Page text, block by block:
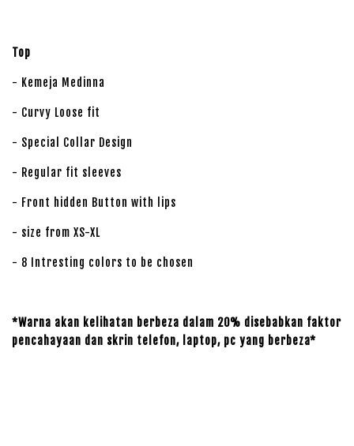
Top
- Kemeja Medinna
- Curvy Loose fit
- Special Collar Design
- Regular fit sleeves
- Front hidden Button with lips
- size from XS-XL
- 8 Intresting colors to be chosen
*Warna akan kelihatan berbeza dalam 20% disebabkan faktor
pencahayaan dan skrin telefon, laptop, pc yang berbeza*